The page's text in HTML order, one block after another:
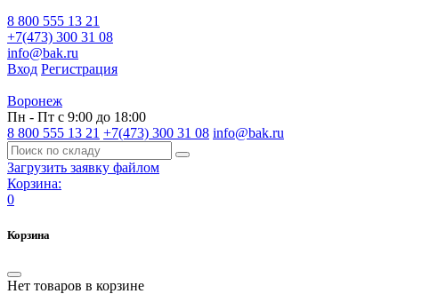
8 800 555 13 21
+7(473) 300 31 08
info@bak.ru
Вход Регистрация
Воронеж
Пн - Пт с 9:00 до 18:00
8 800 555 13 21 +7(473) 300 31 08 info@bak.ru
Загрузить заявку файлом
Корзина:
0
Корзина
Нет товаров в корзине